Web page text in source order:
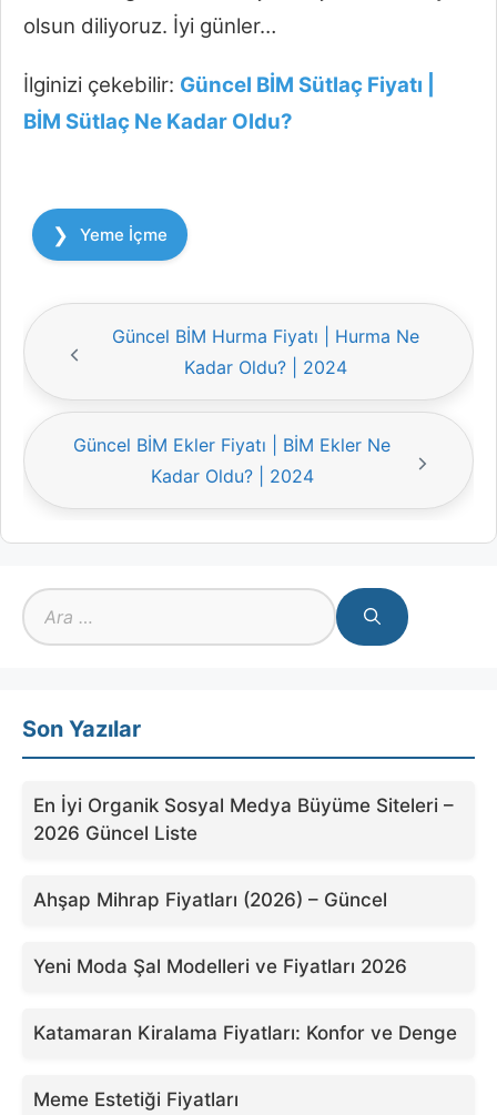
olsun diliyoruz. İyi günler…
İlginizi çekebilir: Güncel BİM Sütlaç Fiyatı |
BİM Sütlaç Ne Kadar Oldu?
Kategoriler
Yeme İçme
Güncel BİM Hurma Fiyatı | Hurma Ne
Kadar Oldu? | 2024
Güncel BİM Ekler Fiyatı | BİM Ekler Ne
Kadar Oldu? | 2024
için
ara
Son Yazılar
En İyi Organik Sosyal Medya Büyüme Siteleri –
2026 Güncel Liste
Ahşap Mihrap Fiyatları (2026) – Güncel
Yeni Moda Şal Modelleri ve Fiyatları 2026
Katamaran Kiralama Fiyatları: Konfor ve Denge
Meme Estetiği Fiyatları